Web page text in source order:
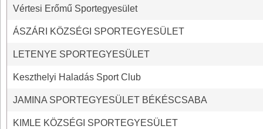
Vértesi Erőmű Sportegyesület
ÁSZÁRI KÖZSÉGI SPORTEGYESÜLET
LETENYE SPORTEGYESÜLET
Keszthelyi Haladás Sport Club
JAMINA SPORTEGYESÜLET BÉKÉSCSABA
KIMLE KÖZSÉGI SPORTEGYESÜLET